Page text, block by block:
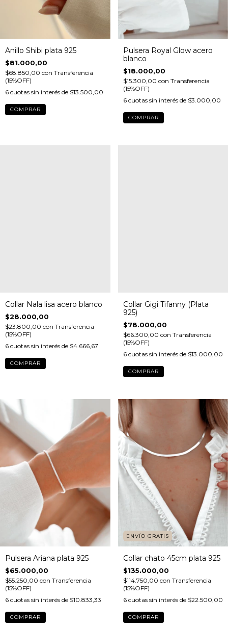
Anillo Shibi plata 925
$81.000,00
$68.850,00 con Transferencia
(15%OFF)
6 cuotas sin interés de $13.500,00
Pulsera Royal Glow acero
blanco
$18.000,00
$15.300,00 con Transferencia
(15%OFF)
6 cuotas sin interés de $3.000,00
Collar Nala lisa acero blanco
$28.000,00
$23.800,00 con Transferencia
(15%OFF)
6 cuotas sin interés de $4.666,67
Collar Gigi Tifanny (Plata
925)
$78.000,00
$66.300,00 con Transferencia
(15%OFF)
6 cuotas sin interés de $13.000,00
Pulsera Ariana plata 925
$65.000,00
$55.250,00 con Transferencia
(15%OFF)
6 cuotas sin interés de $10.833,33
ENVÍO GRATIS
Collar chato 45cm plata 925
$135.000,00
$114.750,00 con Transferencia
(15%OFF)
6 cuotas sin interés de $22.500,00